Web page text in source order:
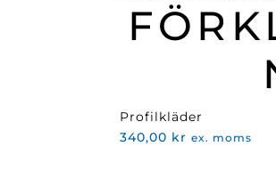
priset
var:
Profilkläder
340,00 kr ex. moms